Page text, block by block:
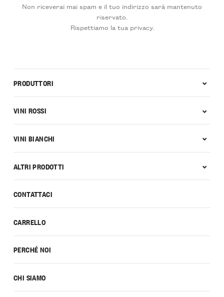
Non riceverai mai spam e il tuo indirizzo sarà mantenuto
riservato.
Rispettiamo la tua privacy.
CONTATTACI
CARRELLO
PERCHÉ NOI
CHI SIAMO
PRODUTTORI
VINI ROSSI
VINI BIANCHI
ALTRI PRODOTTI